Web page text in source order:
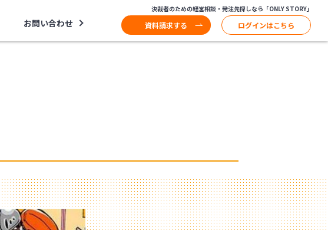
お問い合わせ
決裁者のための経営相談・発注先探しなら「ONLY STORY」
資料請求する ログインはこちら